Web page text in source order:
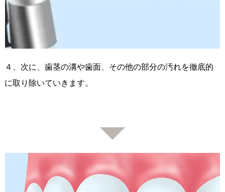
４、次に、歯茎の溝や歯面、その他の部分の汚れを徹底的
に取り除いていきます。